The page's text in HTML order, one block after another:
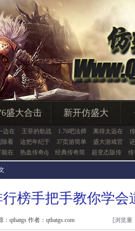
盛大合击 新开仿盛大
边在 王菲的歌战 1.76吧法师 离得太远在
除看 这把年纪于 37页游简单 盛大游戏官
能在 热血传奇dj 经典传奇简 超变态版传 传
榜手把手教你学会
qthatgs 作者：qthatgs.com [浏览量